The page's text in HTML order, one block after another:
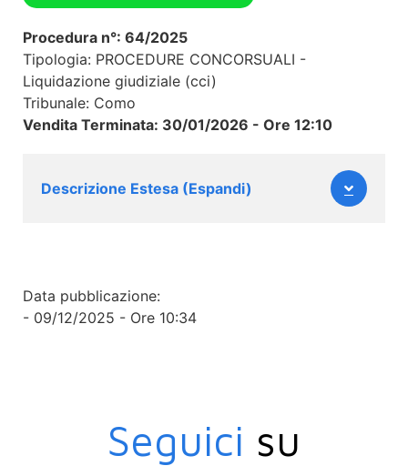
Procedura n°: 64/2025
Tipologia: PROCEDURE CONCORSUALI -
Liquidazione giudiziale (cci)
Tribunale: Como
Vendita Terminata: 30/01/2026 - Ore 12:10
Descrizione Estesa (Espandi)
Data pubblicazione:
- 09/12/2025 - Ore 10:34
Seguici su